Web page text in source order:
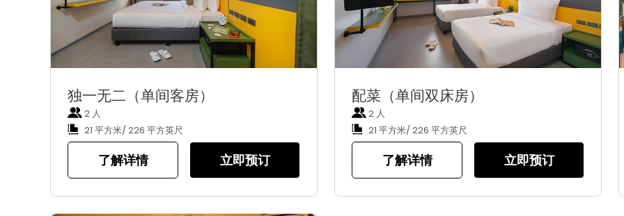
独一无二（单间客房）
2 人
21 平方米/ 226 平方英尺
了解详情 立即预订
配菜（单间双床房）
2 人
21 平方米/ 226 平方英尺
了解详情 立即预订